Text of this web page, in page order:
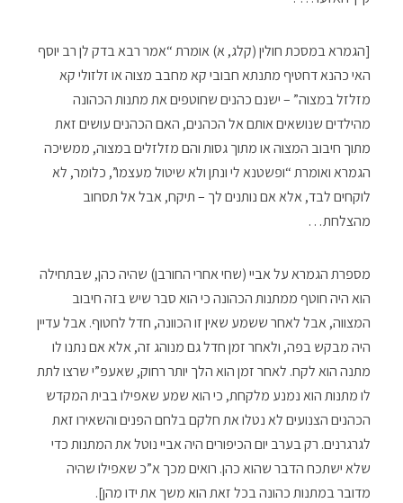
[הגמרא במסכת חולין (קלג, א) אומרת “אמר רבא בדק לן רב יוסף
האי כהנא דחטיף מתנתא חבובי קא מחבב מצוה או זלזולי קא
מזלזל במצוה” – ישנם כהנים שחוטפים את מתנות הכהונה
מהילדים שנושאים אותם אל הכהנים, האם הכהנים עושים זאת
מתוך חיבוב המצוה או מתוך גסות והם מזלזלים במצוה, ממשיכה
הגמרא ואומרת “ופשטנא לי ונתן ולא שיטול מעצמו”, כלומר, לא
לוקחים לבד, אלא אם נותנים לך – תיקח, אבל אל תסחוב
מהצלחת…
מספרת הגמרא על אביי (שחי אחרי החורבן) שהיה כהן, שבתחילה
הוא היה חוטף ממתנות הכהונה כי הוא סבר שיש בזה חיבוב
המצווה, אבל לאחר ששמע שאין זו הכוונה, חדל לחטוף. אבל עדיין
היה מבקש בפה, ולאחר זמן חדל גם מנוהג זה, אלא אם נתנו לו
מתנה הוא לקח. לאחר זמן הוא הלך יותר רחוק, שאעפ”י שרצו לתת
לו מתנות הוא נמנע מלקחת, כי הוא שמע שאפילו בבית המקדש
הכהנים הצנועים לא נטלו את חלקם בלחם הפנים והשאירו זאת
לגרגרנים. רק בערב יום הכיפורים היה אביי נוטל את המתנות כדי
שלא ישתכח הדבר שהוא כהן. רואים מכך א”כ שאפילו שהיה
מדובר במתנות כהונה בכל זאת הוא משך את ידו מהן].